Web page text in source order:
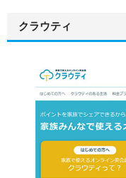
クラウティ